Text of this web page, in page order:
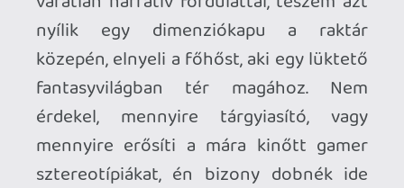
vízióval rendelkező művész is elég lenne
egy markáns, saját stílussal bíró vizualitás
megalkotásához. A brutális látvány csak a
belépő lenne, valódi súlyt az elmúlt
évtized legjobban működő VR-
mechanikáinak tudatos kombinációja
adna neki. A tárgyhasználat alap lenne
egy magára valamit is adó VR-játékban, a